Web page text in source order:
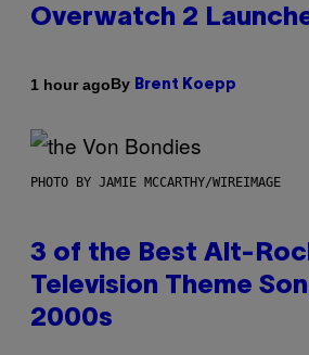
Overwatch 2
1 hour agoBy Brent Koepp
PHOTO BY JAMIE MCCARTHY/WIREIMAGE
3 of the Best Alt-
Television Theme
2000s